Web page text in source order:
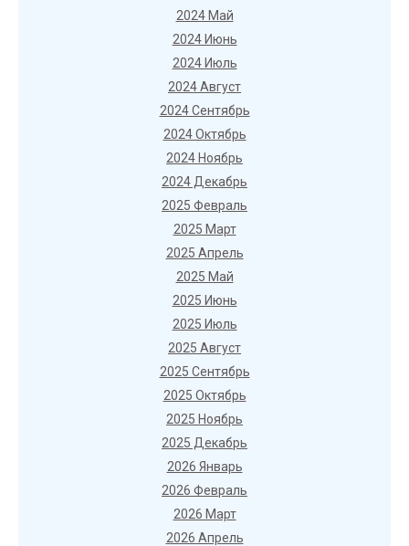
2024 Май
2024 Июнь
2024 Июль
2024 Август
2024 Сентябрь
2024 Октябрь
2024 Ноябрь
2024 Декабрь
2025 Февраль
2025 Март
2025 Апрель
2025 Май
2025 Июнь
2025 Июль
2025 Август
2025 Сентябрь
2025 Октябрь
2025 Ноябрь
2025 Декабрь
2026 Январь
2026 Февраль
2026 Март
2026 Апрель